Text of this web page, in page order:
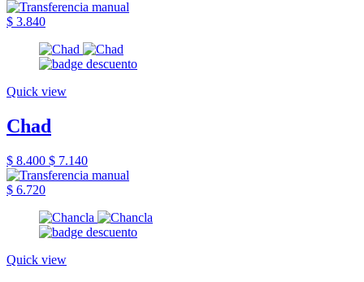
$ 3.840
Quick view
Chad
$ 8.400 $ 7.140
$ 6.720
Quick view